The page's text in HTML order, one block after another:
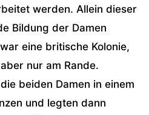
werden. Allein dieser
Bildung der Damen
eine britische Kolonie,
nur am Rande.
beiden Damen in einem
und legten dann